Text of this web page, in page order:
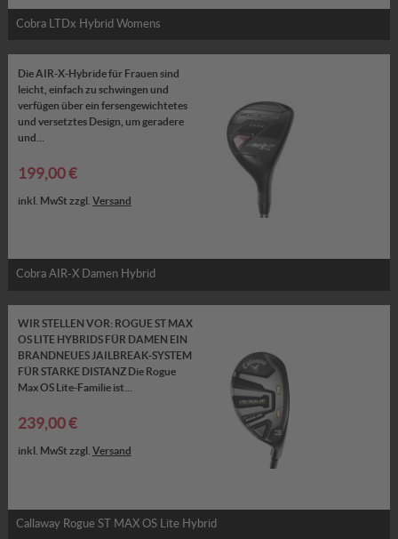
Cobra LTDx Hybrid Womens
Die AIR-X-Hybride für Frauen sind
leicht, einfach zu schwingen und
verfügen über ein fersengewichtetes
und versetztes Design, um geradere
und...
199,00 €
inkl. MwSt zzgl. Versand
Cobra AIR-X Damen Hybrid
WIR STELLEN VOR: ROGUE ST MAX
OS LITE HYBRIDS FÜR DAMEN EIN
BRANDNEUES JAILBREAK-SYSTEM
FÜR STARKE DISTANZ Die Rogue
Max OS Lite-Familie ist...
239,00 €
inkl. MwSt zzgl. Versand
Callaway Rogue ST MAX OS Lite Hybrid